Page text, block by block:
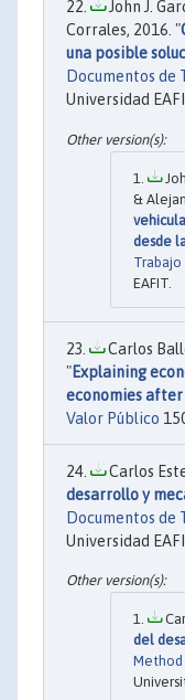
John J.
Corrales, 2016. "
una posible
Documentos de
Universidad
&
desde
Trabajo
EAFIT.
Carlos
"Explaining
economies after
Valor Público
Carlos
desarrollo y
Documentos de
Universidad
del
Method